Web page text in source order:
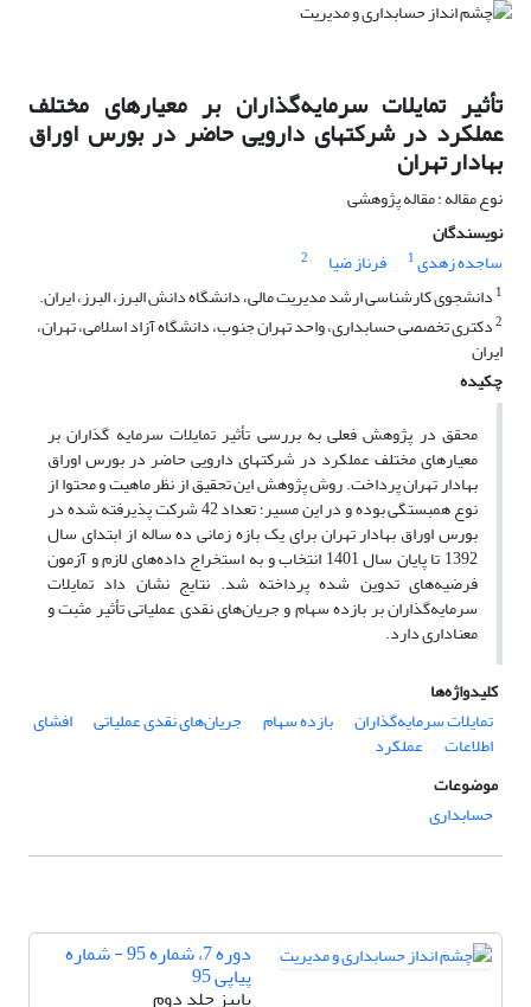
تأثیر تمایلات سرمایه‌گذاران بر معیارهای مختلف
عملکرد در شرکتهای دارویی حاضر در بورس اوراق
بهادار تهران
نوع مقاله : مقاله پژوهشی
نویسندگان
ساجده زهدی1 فرناز ضیا
2
1 دانشجوی کارشناسی ارشد مدیریت مالی، دانشگاه دانش البرز، البرز‌، ایران.
2دکتری تخصصی حسابداری، واحد تهران جنوب، دانشگاه آزاد اسلامی، تهران،
ایران
چکیده
محقق در پژوهش فعلی به بررسی تأثیر تمایلات سرمایه گذاران بر
معیارهای مختلف عملکرد در شرکتهای دارویی حاضر در بورس اوراق
بهادار تهران‌ پرداخت. روش پژوهش این تحقیق از نظر ماهیت و محتوا از
نوع همبستگی بوده و در این مسیر؛ تعداد 42 شرکت پذیرفته شده در
بورس اوراق بهادار تهران برای یک بازه زمانی ده ساله از ابتدای سال
1392 تا پایان سال 1401 انتخاب و به استخراج داده‌های لازم و آزمون
فرضیه‌های تدوین شده پرداخته شد. نتایج نشان داد تمایلات
سرمایه‌گذاران بر بازده سهام و جریان‌های نقدی عملیاتی تأثیر مثبت و
معناداری دارد.
کلیدواژه‌ها
تمایلات سرمایه‌گذاران
بازده سهام جریان‌های نقدی عملیاتی افشای
اطلاعات
عملکرد
موضوعات
حسابداری
دوره 7، شماره 95 - شماره
پیاپی 95
پاییز جلد دوم